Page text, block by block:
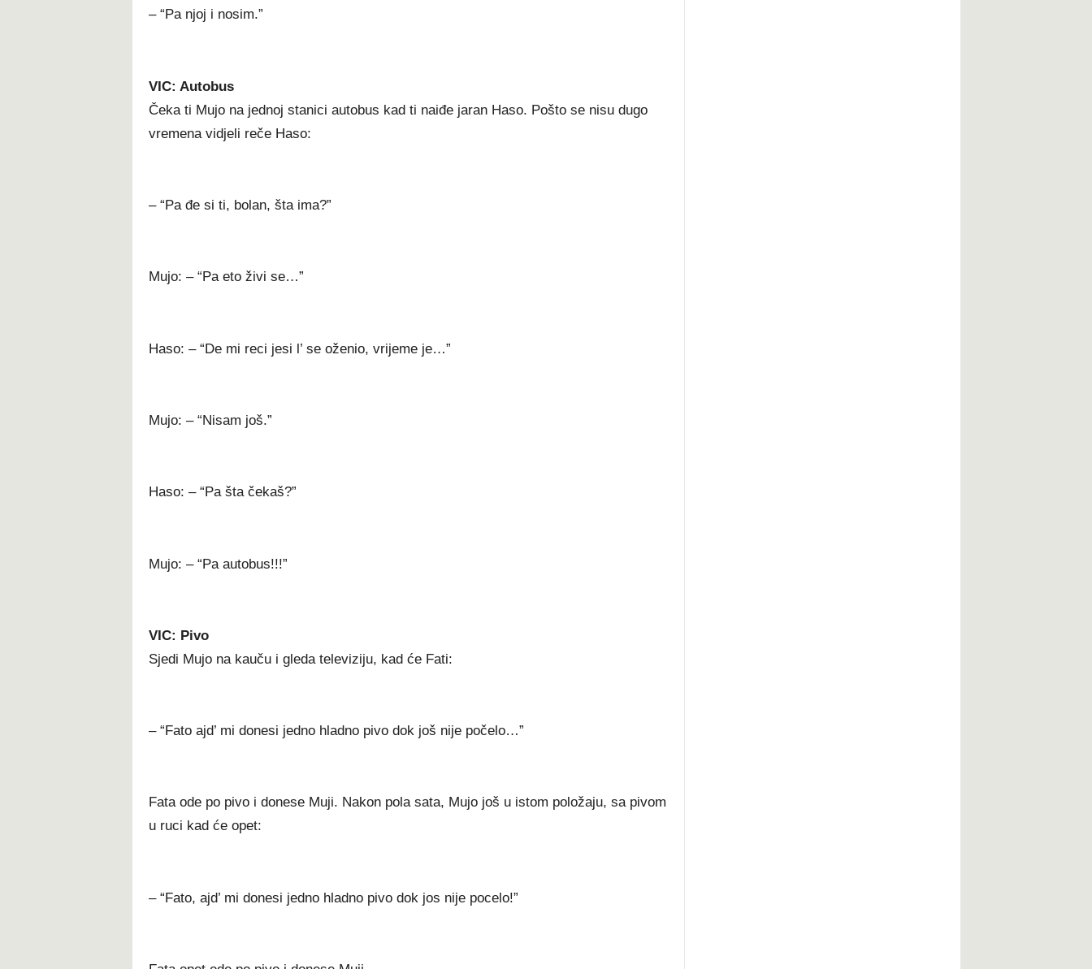
– “Pa njoj i nosim.”
VIC: Autobus
Čeka ti Mujo na jednoj stanici autobus kad ti naiđe jaran Haso. Pošto se nisu dugo
vremena vidjeli reče Haso:
– “Pa đe si ti, bolan, šta ima?”
Mujo: – “Pa eto živi se…”
Haso: – “De mi reci jesi l’ se oženio, vrijeme je…”
Mujo: – “Nisam još.”
Haso: – “Pa šta čekaš?”
Mujo: – “Pa autobus!!!”
VIC: Pivo
Sjedi Mujo na kauču i gleda televiziju, kad će Fati:
– “Fato ajd’ mi donesi jedno hladno pivo dok još nije počelo…”
Fata ode po pivo i donese Muji. Nakon pola sata, Mujo još u istom položaju, sa pivom
u ruci kad će opet:
– “Fato, ajd’ mi donesi jedno hladno pivo dok jos nije pocelo!”